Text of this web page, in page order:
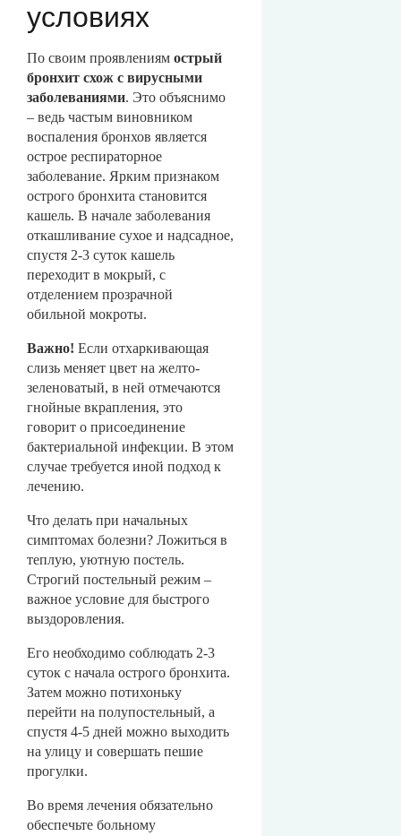
условиях
По своим проявлениям острый
бронхит схож с вирусными
заболеваниями. Это объяснимо
– ведь частым виновником
воспаления бронхов является
острое респираторное
заболевание. Ярким признаком
острого бронхита становится
кашель. В начале заболевания
откашливание сухое и надсадное,
спустя 2-3 суток кашель
переходит в мокрый, с
отделением прозрачной
обильной мокроты.
Важно! Если отхаркивающая
слизь меняет цвет на желто-
зеленоватый, в ней отмечаются
гнойные вкрапления, это
говорит о присоединение
бактериальной инфекции. В этом
случае требуется иной подход к
лечению.
Что делать при начальных
симптомах болезни? Ложиться в
теплую, уютную постель.
Строгий постельный режим –
важное условие для быстрого
выздоровления.
Его необходимо соблюдать 2-3
суток с начала острого бронхита.
Затем можно потихоньку
перейти на полупостельный, а
спустя 4-5 дней можно выходить
на улицу и совершать пешие
прогулки.
Во время лечения обязательно
обеспечьте больному